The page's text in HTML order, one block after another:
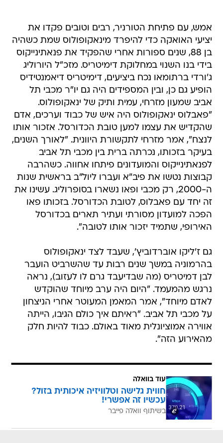
אמש, עם פתיחת הטורניר, רבים וטובים פקדו את
יציעי האואקה כדי להיפרד מינאקופולוס שמת כשהיה
בן 88, שנים ספורות אחרי שהפקיד את פנאתינייקוס
בידי בנו השנוי במחלוקת דימיטריס. מזכ"ל היורוליג
ג'ורדי ברתומאו נכח ביציעים, דימיטריס דיאמנטידיס
הופיע גם כן, ובין המספידים היה גם יו"ר מכבי תל
אביב שמעון מזרחי, עמית ותיק של ינאקופולוס.
"פאבלוס ינאקופולוס היה איש של כבוד וערכים, אדם
שהקדיש את עצמו למען טובת הכדורסל. אזכור אותו
לנצח", אמר מזרחי לתקשורת היוונית. "לאורך השנים,
בעיקר בזכותו, נכרתה ברית בין מכבי תל אביב
לפנאתינייקוס והמועדונים פיתחו אחווה. כשהרבה
קבוצות נטשו את פיב"א ועברו ליול"ב בראשית שנות
ה-2000, רק מכבי ופאו נשארו בסופרוליג. עשינו את
זה יחד עם פאבלוס, לטובת הכדורסל. בזכותו פאו
הפכה למועדון מסורתי ועתיר תארים בכדורסל
האירופי, שתמיד יזכור אותו לטובה".
גם ז'ליקו אוברדוביץ', שעבד לצד ינאקופולוס
בהרמוניה במשך שנים רבות עד שהשרביט הועבר
לבן דמיטריס (מה שבדיעבד גרם לו לעזוב), נראה
נרגש מהמעמד. "היום היה ערב מיוחד שהוקדש
לאדם מיוחד", אמר המאמן המעוטר אחרי הניצחון
על מכבי תל אביב. "ראיתם איך כולם הגיבו, הייתה
אווירה אמוציונלית מאוד באולם. כבוד להיות חלק
מהאירוע הזה".
עוד בוואלה
חווית גלישה וטלוויזיה איכותית בזול?
עכשיו זה אפשרי!
בשיתוף וואלה פייבר